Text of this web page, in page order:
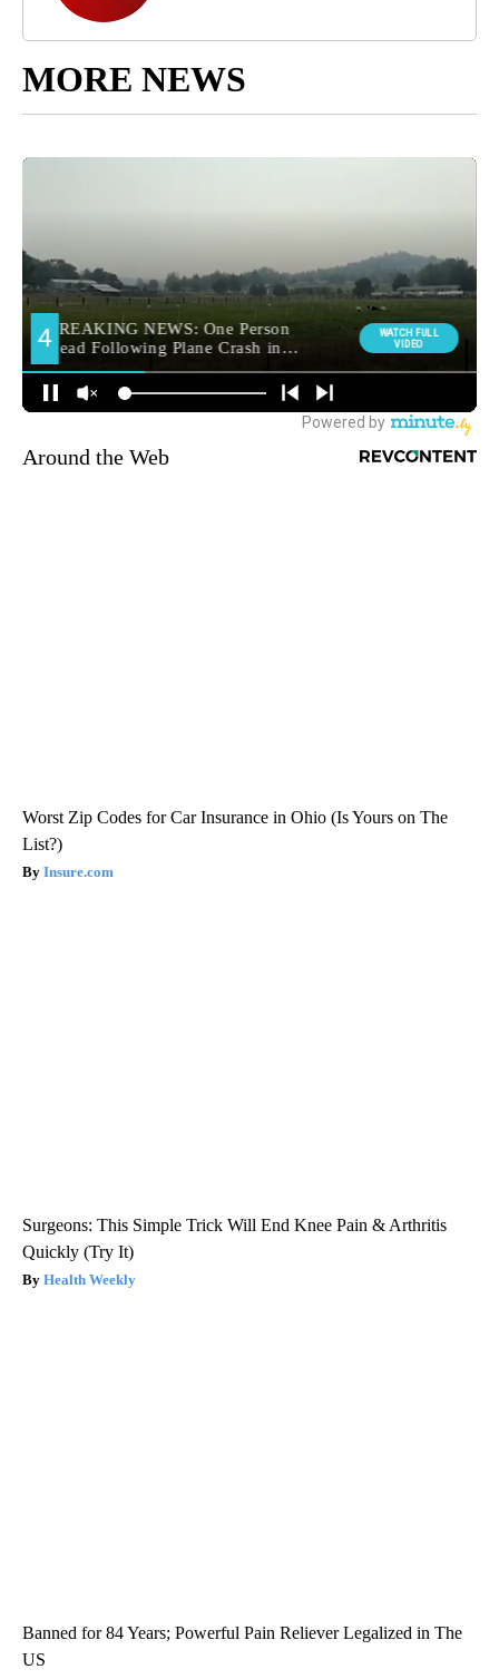
MORE NEWS
Around the Web
Worst Zip Codes for Car Insurance in Ohio (Is Yours on The
List?)
Insure.com
Surgeons: This Simple Trick Will End Knee Pain & Arthritis
Quickly (Try It)
Health Weekly
Banned for 84 Years; Powerful Pain Reliever Legalized in The
US